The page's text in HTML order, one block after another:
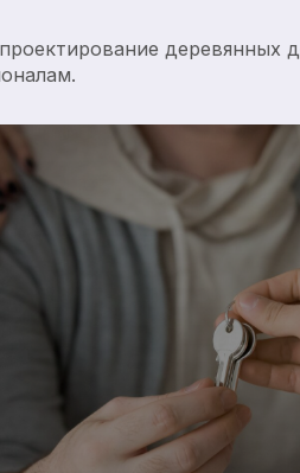
проектирование